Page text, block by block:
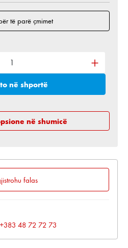
të parë çmimet
sasinë e dëshiruar
në shportë
në shumicë
falas
+383 48 72 72 73